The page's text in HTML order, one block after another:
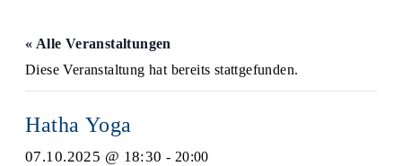
« Alle Veranstaltungen
Diese Veranstaltung hat bereits stattgefunden.
Hatha Yoga
07.10.2025 @ 18:30 - 20:00